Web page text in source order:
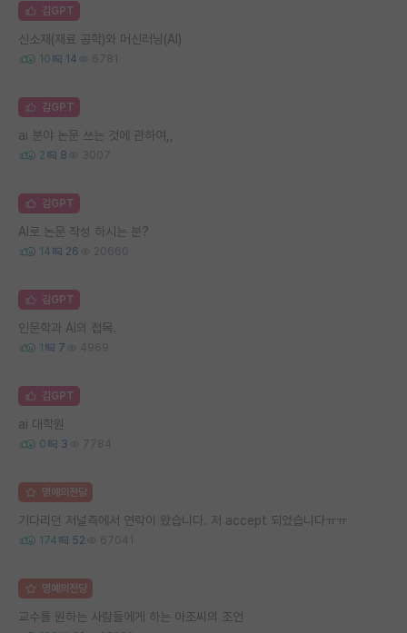
김GPT
신소재(재료 공학)와 머신러닝(AI)
10 14 6781
김GPT
ai 분야 논문 쓰는 것에 관하여,,
2 8 3007
김GPT
AI로 논문 작성 하시는 분?
14 26 20660
김GPT
인문학과 AI의 접목.
1 7 4969
김GPT
ai 대학원
0 3 7784
명예의전당
기다리던 저널측에서 연락이 왔습니다. 저 accept 되었습니다ㅠㅠ
174 52 67041
명예의전당
교수를 원하는 사람들에게 하는 아조씨의 조언